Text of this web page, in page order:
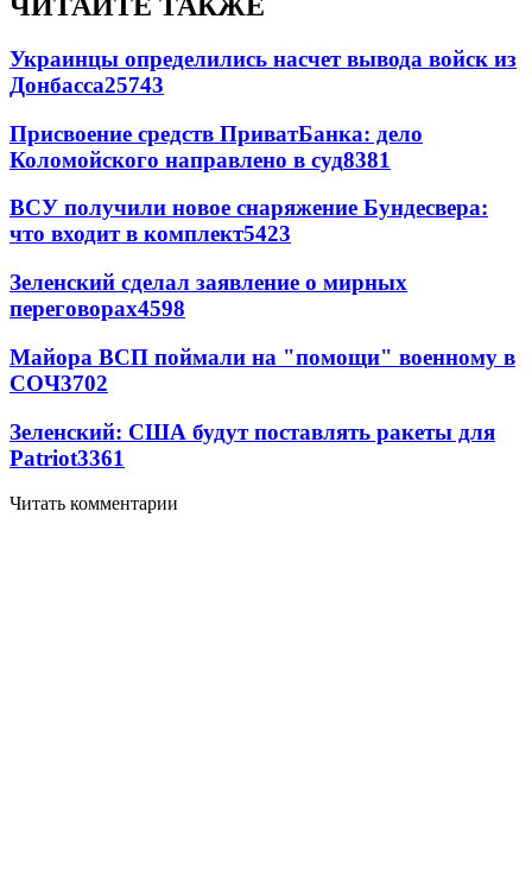
Украинцы определились насчет вывода войск из
Донбасса25743
Присвоение средств ПриватБанка: дело
Коломойского направлено в суд8381
ВСУ получили новое снаряжение Бундесвера:
что входит в комплект5423
Зеленский сделал заявление о мирных
переговорах4598
Майора ВСП поймали на "помощи" военному в
СОЧ3702
Зеленский: США будут поставлять ракеты для
Patriot3361
Читать комментарии